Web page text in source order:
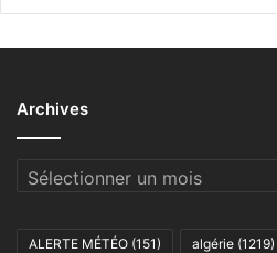
Archives
Archives
ALERTE MÉTÉO (151) algérie (1219)